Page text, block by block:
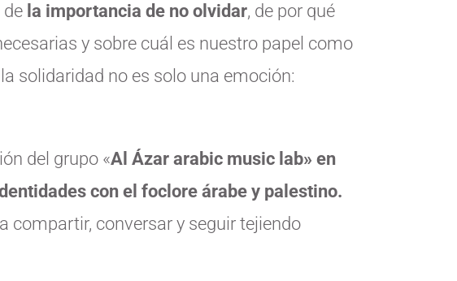
la importancia de no olvidar, de por qué
y sobre cuál es nuestro papel como
solidaridad no es solo una emoción:
del grupo «Al Ázar arabic music lab» en
con el foclore árabe y palestino.
compartir, conversar y seguir tejiendo